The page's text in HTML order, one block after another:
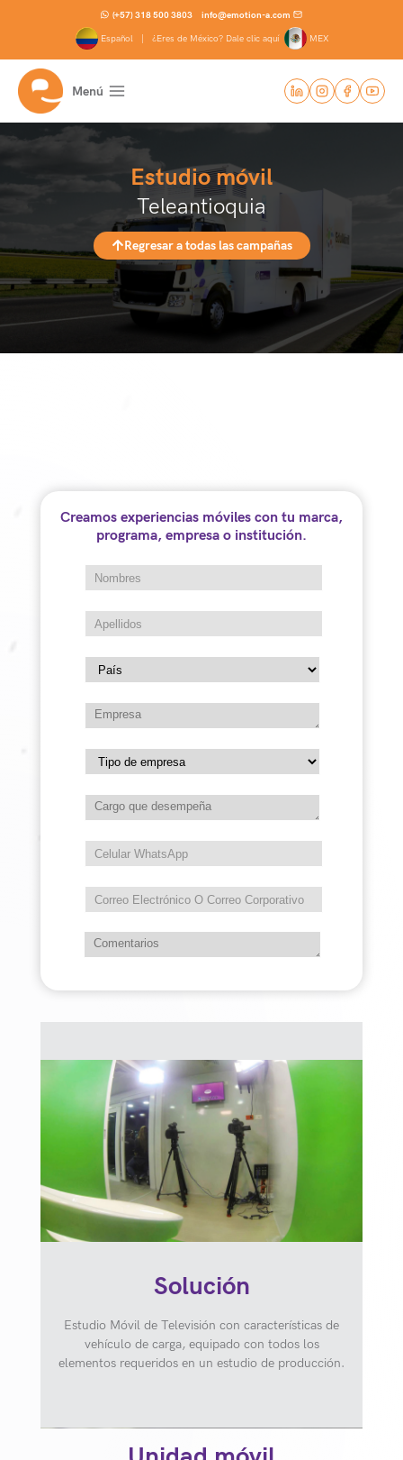
(+57) 318 500 3803 info@emotion-a.com
Español | ¿Eres de México? Dale clic aquí MEX
Menú
Estudio móvil
Teleantioquia
Regresar a todas las campañas
transmisiones regionales, así como permitirle
producción de radio y TV, Teleantioquia nos
permitió desarrollar su estudio de TV de una
forma diferente e innovadora a los estudios
Anterior campaña Siguiente campaña
Creamos experiencias móviles con tu marca,
programa, empresa o institución.
Solución
Estudio Móvil de Televisión con características de
vehículo de carga, equipado con todos los
elementos requeridos en un estudio de producción.